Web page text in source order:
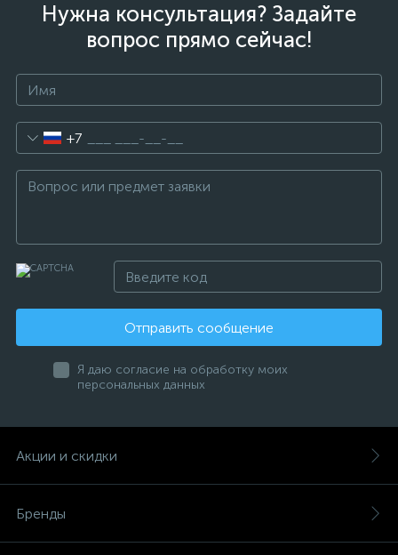
Нужна консультация? Задайте
вопрос прямо сейчас!
+7
Отправить сообщение
Я даю согласие на обработку моих
персональных данных
Акции и скидки
Бренды